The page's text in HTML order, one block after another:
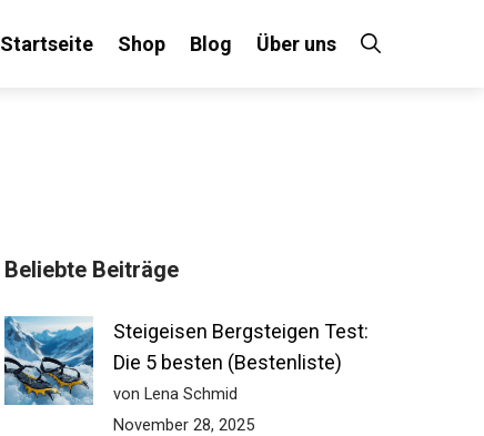
Startseite Shop Blog Über uns
Beliebte Beiträge
Steigeisen Bergsteigen Test:
Die 5 besten (Bestenliste)
von Lena Schmid
November 28, 2025